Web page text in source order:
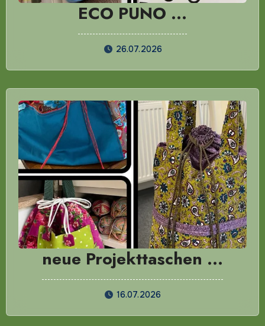
ECO PUNO …
26.07.2026
neue Projekttaschen …
16.07.2026